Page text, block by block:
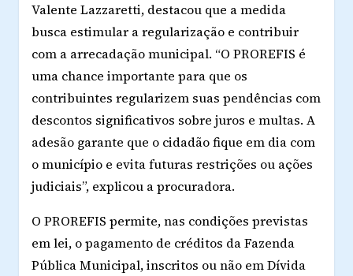
Valente Lazzaretti, destacou que a medida
busca estimular a regularização e contribuir
com a arrecadação municipal. “O PROREFIS é
uma chance importante para que os
contribuintes regularizem suas pendências com
descontos significativos sobre juros e multas. A
adesão garante que o cidadão fique em dia com
o município e evita futuras restrições ou ações
judiciais”, explicou a procuradora.
O PROREFIS permite, nas condições previstas
em lei, o pagamento de créditos da Fazenda
Pública Municipal, inscritos ou não em Dívida